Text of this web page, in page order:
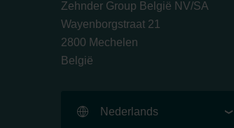
Zehnder Group België NV/SA
Wayenborgstraat 21
2800 Mechelen
België
Nederlands